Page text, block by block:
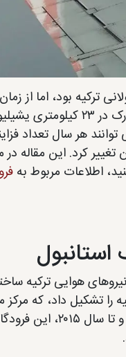
ترکیه بود، اما از
بار برای بسته ها به
هر سال تعداد
کرد. این مقاله
اطلاعات مربوط به
استانبول
استانبول در سال ۱۹۱۱
تشکیل داد، که مرکز